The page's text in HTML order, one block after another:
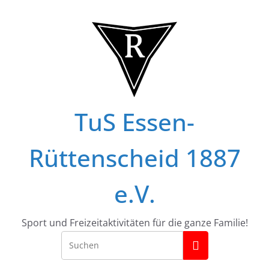
TuS Essen-
Rüttenscheid 1887
e.V.
Sport und Freizeitaktivitäten für die ganze Familie!